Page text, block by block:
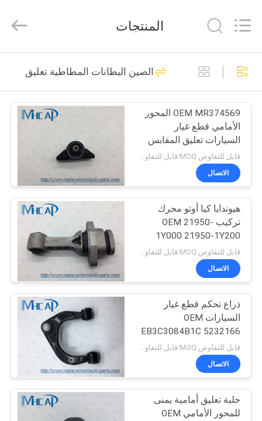
الصفحة
الرئيسية
منتجات
معلومات
جولة
المعمل
مراقبة
الجودة
اتصل
اطلب
Parts
Limited.
Reserved.
الأوكسجين السيارات
الاستشعار
108
تحويل نوافذ السيارات
72
السيارات على مدار
الساعة الربيع
78
المنتجات
الصين البطانات المطاطية تعليق
OEM MR374569 المحور
الأمامي قطع غيار
السيارات تعليق المقابس
لميتسوبيشي
قابل للتفاوض MOQ:قابل للتفاوض
الاتصال
هيوندايا كيا أوتو محرك
تركيب OEM 21950-
1Y000 21950-1Y200
21950-1Y300
الاتصال
ذراع تحكم قطع غيار
السيارات OEM
EB3C3084B1C 5232166
المحور الأمامي، اليمنى،
العلوي فورد رينجر
الاتصال
جلبة تعليق أمامية يمنى
للمحور الأمامي OEM